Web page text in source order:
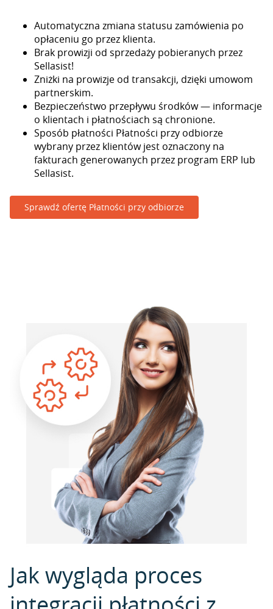
Automatyczna zmiana statusu zamówienia po
opłaceniu go przez klienta.
Brak prowizji od sprzedaży pobieranych przez
Sellasist!
Zniżki na prowizje od transakcji, dzięki umowom
partnerskim.
Bezpieczeństwo przepływu środków — informacje
o klientach i płatnościach są chronione.
Sposób płatności Płatności przy odbiorze
wybrany przez klientów jest oznaczony na
fakturach generowanych przez program ERP lub
Sellasist.
Sprawdź ofertę Płatności przy odbiorze
Jak wygląda proces